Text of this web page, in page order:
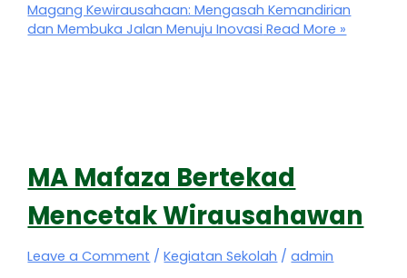
Magang Kewirausahaan: Mengasah Kemandirian
dan Membuka Jalan Menuju Inovasi Read More »
MA Mafaza Bertekad
Mencetak Wirausahawan
Leave a Comment /Kegiatan Sekolah /admin